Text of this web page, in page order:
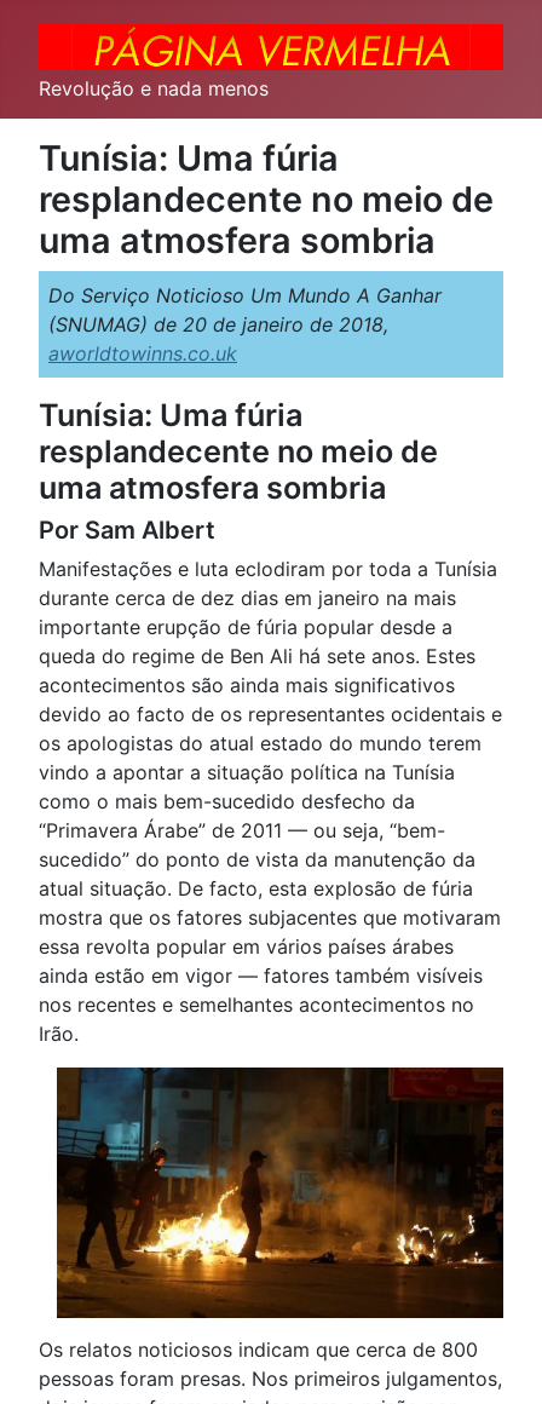
Revolução e nada menos
Tunísia: Uma fúria
resplandecente no meio de
uma atmosfera sombria
Do Serviço Noticioso Um Mundo A Ganhar
(SNUMAG) de 20 de janeiro de 2018,
aworldtowinns.co.uk
Tunísia: Uma fúria
resplandecente no meio de
uma atmosfera sombria
Por Sam Albert
Manifestações e luta eclodiram por toda a Tunísia
durante cerca de dez dias em janeiro na mais
importante erupção de fúria popular desde a
queda do regime de Ben Ali há sete anos. Estes
acontecimentos são ainda mais significativos
devido ao facto de os representantes ocidentais e
os apologistas do atual estado do mundo terem
vindo a apontar a situação política na Tunísia
como o mais bem-sucedido desfecho da
“Primavera Árabe” de 2011 — ou seja, “bem-
sucedido” do ponto de vista da manutenção da
atual situação. De facto, esta explosão de fúria
mostra que os fatores subjacentes que motivaram
essa revolta popular em vários países árabes
ainda estão em vigor — fatores também visíveis
nos recentes e semelhantes acontecimentos no
Irão.
Os relatos noticiosos indicam que cerca de 800
pessoas foram presas. Nos primeiros julgamentos,